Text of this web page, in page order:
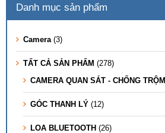
Danh mục sản phẩm
Camera (3)
TẤT CẢ SẢN PHẨM (278)
CAMERA QUAN SÁT - CHỐNG TRỘM
GÓC THANH LÝ (12)
LOA BLUETOOTH (26)